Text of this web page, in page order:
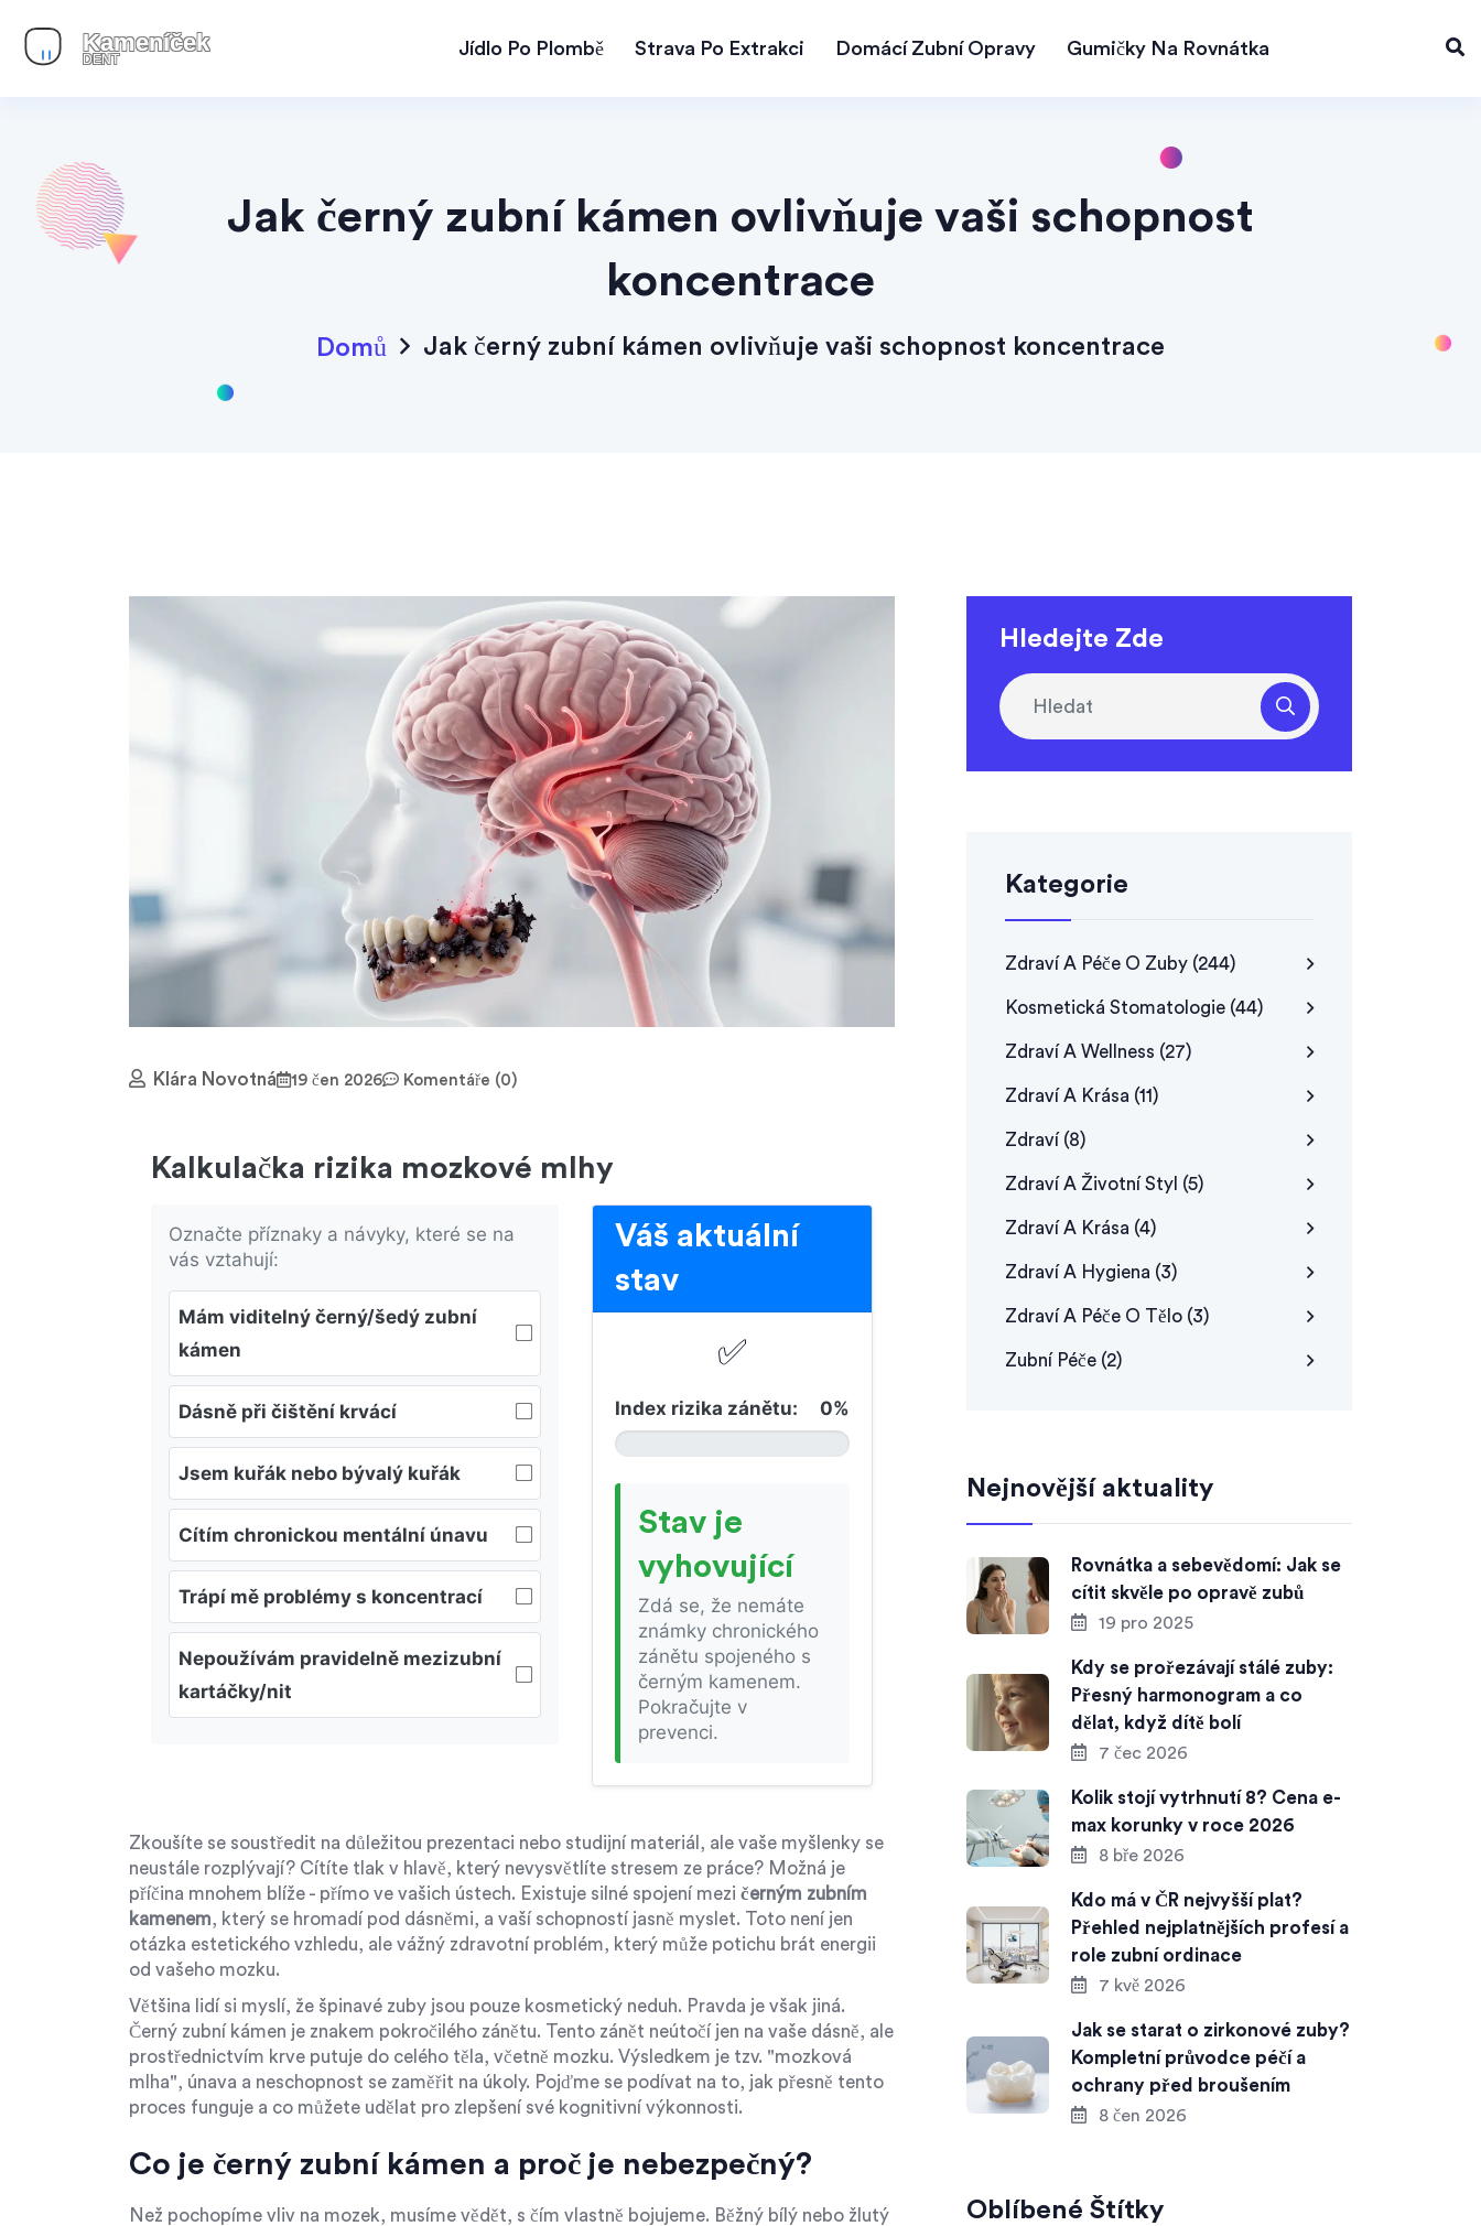
Jídlo Po Plombě Strava Po Extrakci Domácí Zubní Opravy Gumičky Na Rovnátka
Jak černý zubní kámen ovlivňuje vaši schopnost
koncentrace
Domů Jak černý zubní kámen ovlivňuje vaši schopnost koncentrace
Klára Novotná 19 čen 2026 Komentáře (0)
Kalkulačka rizika mozkové mlhy
Označte příznaky a návyky, které se na
vás vztahují:
Mám viditelný černý/šedý zubní
kámen
Dásně při čištění krvácí
Jsem kuřák nebo bývalý kuřák
Cítím chronickou mentální únavu
Trápí mě problémy s koncentrací
Nepoužívám pravidelně mezizubní
kartáčky/nit
Váš aktuální
stav
✅
Index rizika zánětu: 0%
Stav je
vyhovující
Zdá se, že nemáte
známky chronického
zánětu spojeného s
černým kamenem.
Pokračujte v
prevenci.
Zkoušíte se soustředit na důležitou prezentaci nebo studijní materiál, ale vaše myšlenky se
neustále rozplývají? Cítíte tlak v hlavě, který nevysvětlíte stresem ze práce? Možná je
příčina mnohem blíže - přímo ve vašich ústech. Existuje silné spojení mezi černým zubním
kamenem, který se hromadí pod dásněmi, a vaší schopností jasně myslet. Toto není jen
otázka estetického vzhledu, ale vážný zdravotní problém, který může potichu brát energii
od vašeho mozku.
Většina lidí si myslí, že špinavé zuby jsou pouze kosmetický neduh. Pravda je však jiná.
Černý zubní kámen je znakem pokročilého zánětu. Tento zánět neútočí jen na vaše dásně, ale
prostřednictvím krve putuje do celého těla, včetně mozku. Výsledkem je tzv. "mozková
mlha", únava a neschopnost se zaměřit na úkoly. Pojďme se podívat na to, jak přesně tento
proces funguje a co můžete udělat pro zlepšení své kognitivní výkonnosti.
Co je černý zubní kámen a proč je nebezpečný?
Než pochopíme vliv na mozek, musíme vědět, s čím vlastně bojujeme. Běžný bílý nebo žlutý
Hledejte Zde
Kategorie
Zdraví A Péče O Zuby (244)
Kosmetická Stomatologie (44)
Zdraví A Wellness (27)
Zdraví A Krása (11)
Zdraví (8)
Zdraví A Životní Styl (5)
Zdraví A Krása (4)
Zdraví A Hygiena (3)
Zdraví A Péče O Tělo (3)
Zubní Péče (2)
Nejnovější aktuality
Rovnátka a sebevědomí: Jak se
cítit skvěle po opravě zubů
19 pro 2025
Kdy se prořezávají stálé zuby:
Přesný harmonogram a co
dělat, když dítě bolí
7 čec 2026
Kolik stojí vytrhnutí 8? Cena e-
max korunky v roce 2026
8 bře 2026
Kdo má v ČR nejvyšší plat?
Přehled nejplatnějších profesí a
role zubní ordinace
7 kvě 2026
Jak se starat o zirkonové zuby?
Kompletní průvodce péčí a
ochrany před broušením
8 čen 2026
Oblíbené Štítky